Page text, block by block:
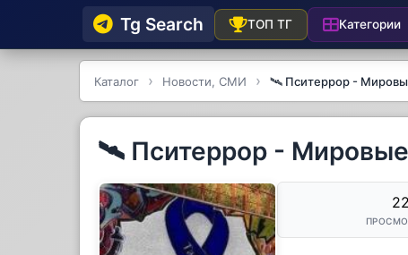
Tg Searсh ТОП ТГ Категории
Каталог Новости, СМИ 🛰 Пситеррор -
🛰 Пситеррор -
22